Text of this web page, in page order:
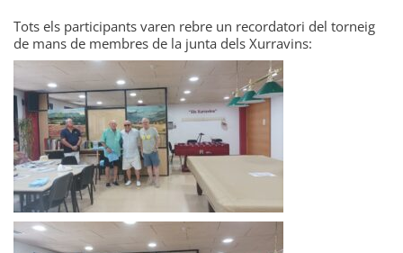
Tots els participants varen rebre un recordatori del torneig
de mans de membres de la junta dels Xurravins: